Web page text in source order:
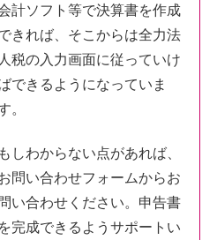
計ソフト等で決算書を作成
きれば、そこからは全力法
人税の入力画面に従っていけ
できるようになっていま
。
もしわからない点があれば、
問い合わせフォームからお
問い合わせください。申告書
を完成できるようサポートい